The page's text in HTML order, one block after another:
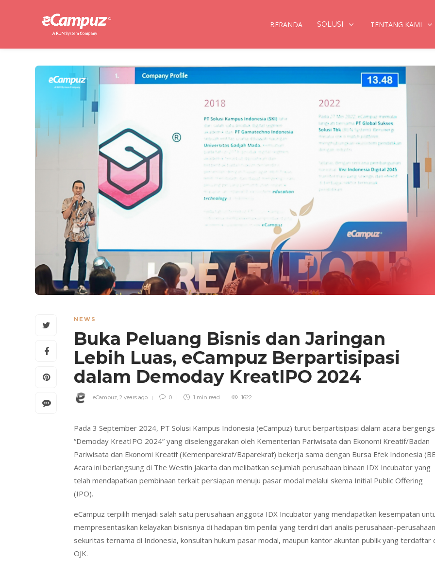
BERANDA SOLUSI TENTANG KAMI
NEWS
Buka Peluang Bisnis dan Jaringan
Lebih Luas, eCampuz Berpartisipasi
dalam Demoday KreatIPO 2024
eCampuz, 2 years ago 0 1 min read 1622
Pada 3 September 2024, PT Solusi Kampus Indonesia (eCampuz) turut berpartisipasi dalam acara
“Demoday KreatIPO 2024” yang diselenggarakan oleh Kementerian Pariwisata dan Ekonomi Kreatif/Badan
Pariwisata dan Ekonomi Kreatif (Kemenparekraf/Baparekraf) bekerja sama dengan Bursa Efek Indonesia
Acara ini berlangsung di The Westin Jakarta dan melibatkan sejumlah perusahaan binaan IDX Incubator yang
telah mendapatkan pembinaan terkait persiapan menuju pasar modal melalui skema Initial Public Offering
(IPO).
eCampuz terpilih menjadi salah satu perusahaan anggota IDX Incubator yang mendapatkan kesempatan
mempresentasikan kelayakan bisnisnya di hadapan tim penilai yang terdiri dari analis perusahaan-perusahaan
sekuritas ternama di Indonesia, konsultan hukum pasar modal, maupun kantor akuntan publik yang terdaftar
OJK.